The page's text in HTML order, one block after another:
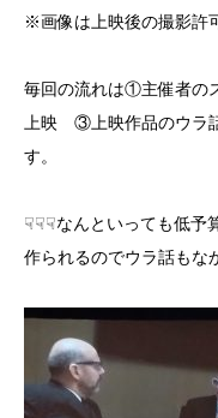
※画像は上映後の撮影許
毎回の流れは①主催者
上映 ③上映作品のウラ
す。
☟☟☟なんといっても低予
作られるのでウラ話もな